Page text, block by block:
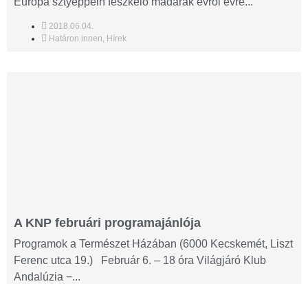
2018.06.04.
Határon innen, Hírek
A KNP februári programajánlója
Programok a Természet Házában (6000 Kecskemét, Liszt
Ferenc utca 19.) Február 6. – 18 óra Világjáró Klub
Andalúzia −...